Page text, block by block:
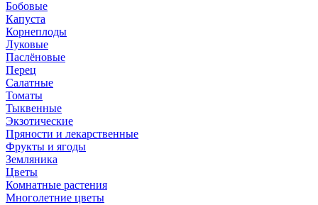
Бобовые
Капуста
Корнеплоды
Луковые
Паслёновые
Перец
Салатные
Томаты
Тыквенные
Экзотические
Пряности и лекарственные
Фрукты и ягоды
Земляника
Цветы
Комнатные растения
Многолетние цветы